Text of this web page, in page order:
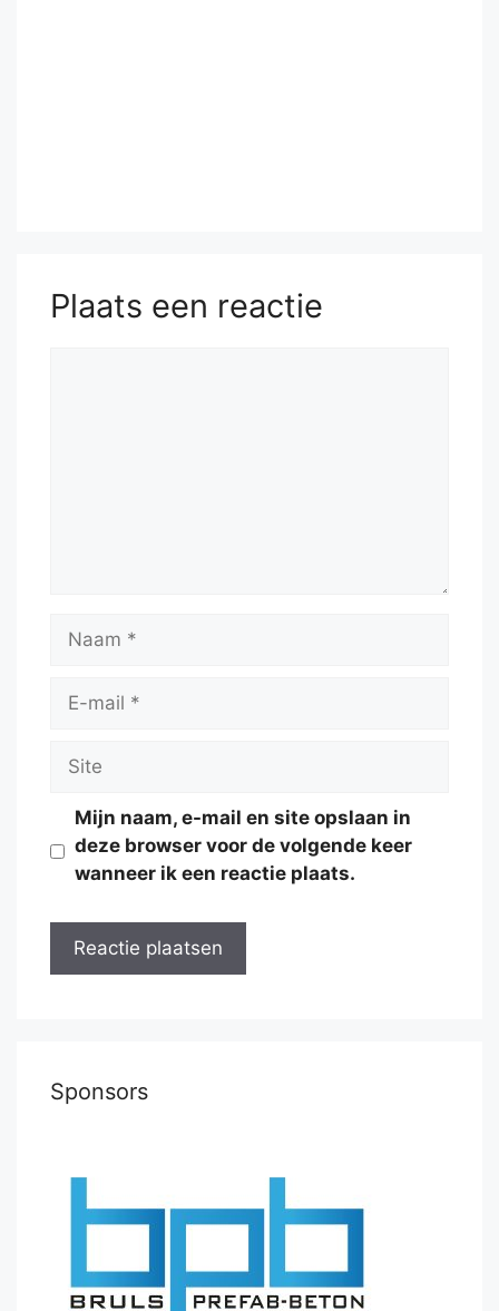
Plaats een reactie
Naam
Site
Mijn naam, e-mail en site opslaan in
deze browser voor de volgende keer
wanneer ik een reactie plaats.
Sponsors